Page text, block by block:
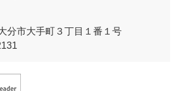
分市大手町３丁目１番１号